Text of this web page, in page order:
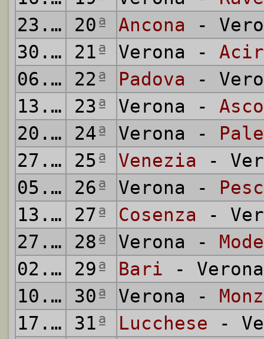
23.01.1994
20ª Ancona -
30.01.1994
21ª Verona -
06.02.1994
22ª Padova -
13.02.1994
23ª Verona -
20.02.1994
24ª Verona -
27.02.1994
25ª Venezia -
05.03.1994
26ª Verona -
13.03.1994
27ª Cosenza -
27.03.1994
28ª Verona -
02.04.1994
29ª Bari - Verona
10.04.1994
30ª Verona -
17.04.1994
31ª Lucchese -